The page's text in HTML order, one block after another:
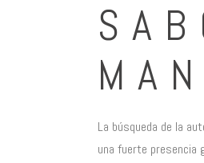
La búsqueda de la
una fuerte presencia